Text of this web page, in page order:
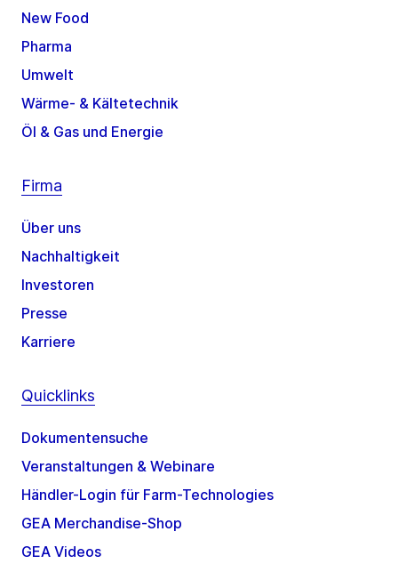
New Food
Pharma
Umwelt
Wärme- & Kältetechnik
Öl & Gas und Energie
Firma
Über uns
Nachhaltigkeit
Investoren
Presse
Karriere
Quicklinks
Dokumentensuche
Veranstaltungen & Webinare
Händler-Login für Farm-Technologies
GEA Merchandise-Shop
GEA Videos